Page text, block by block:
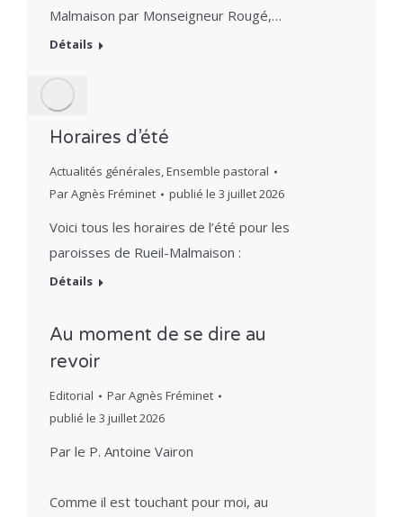
Malmaison par Monseigneur Rougé,…
Détails
Horaires d’été
Actualités générales,Ensemble pastoral
ParAgnès Fréminet publié le 3 juillet 2026
Voici tous les horaires de l’été pour les
paroisses de Rueil-Malmaison :
Détails
Au moment de se dire au
revoir
Editorial ParAgnès Fréminet
publié le 3 juillet 2026
Par le P. Antoine Vairon
Comme il est touchant pour moi, au